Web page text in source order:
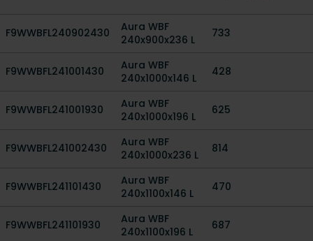
F9WWBFL240902430
Aura WBF
240x900x236 L
733
F9WWBFL241001430
Aura WBF
240x1000x146 L
428
F9WWBFL241001930
Aura WBF
240x1000x196 L
625
F9WWBFL241002430
Aura WBF
240x1000x236 L
814
F9WWBFL241101430
Aura WBF
240x1100x146 L
470
F9WWBFL241101930
Aura WBF
240x1100x196 L
687